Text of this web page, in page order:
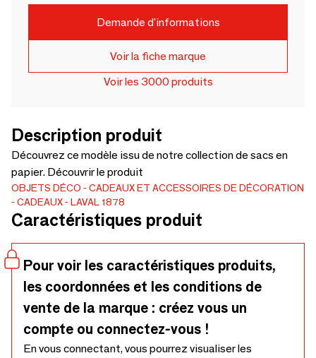
Demande d'informations
Voir la fiche marque
Voir les 3000 produits
Description produit
Découvrez ce modèle issu de notre collection de sacs en
papier. Découvrir le produit
OBJETS DÉCO
CADEAUX ET ACCESSOIRES DE DÉCORATION
CADEAUX
LAVAL 1878
Caractéristiques produit
Pour voir les caractéristiques produits,
les coordonnées et les conditions de
vente de la marque : créez vous un
compte ou connectez-vous !
En vous connectant, vous pourrez visualiser les